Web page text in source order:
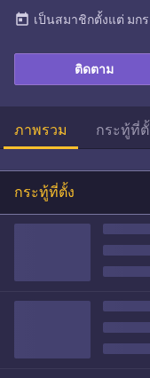
ติดตาม
today เป็นสมาชิกตั้งแต่ มก
ภาพรวม กระทู้ที่ตั้
กระทู้ที่ตั้ง